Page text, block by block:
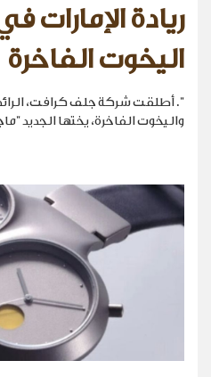
ريادة الإمارات
اليخوت الفاخرة
". أطلقت شركة جلف كرافت،
واليخوت الفاخرة، يختها الجديد